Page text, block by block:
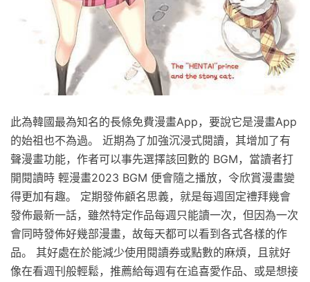
此為韓國最為知名的長條免費漫畫App，要說它是漫畫App
的始祖也不為過。 近期為了加強沉浸式閱讀，其增加了有
聲漫畫功能，作者可以事先選擇該回數的 BGM，當讀者打
開閱讀時 輕漫畫2023 BGM 便會隨之播放，令欣賞漫畫變
得更加有趣。 定期發佈顧名思義，就是每週固定禮拜幾會
發佈最新一話，雖然特定作品每週只能讀一次，但因為一次
會同時發佈好幾部漫畫，故每天都可以看到各式各樣的作
品。 其好處在於能減少使用閱讀券或點數的麻煩，且就好
像在看週刊般輕鬆，推薦給每週有在追喜愛作品、或是想接